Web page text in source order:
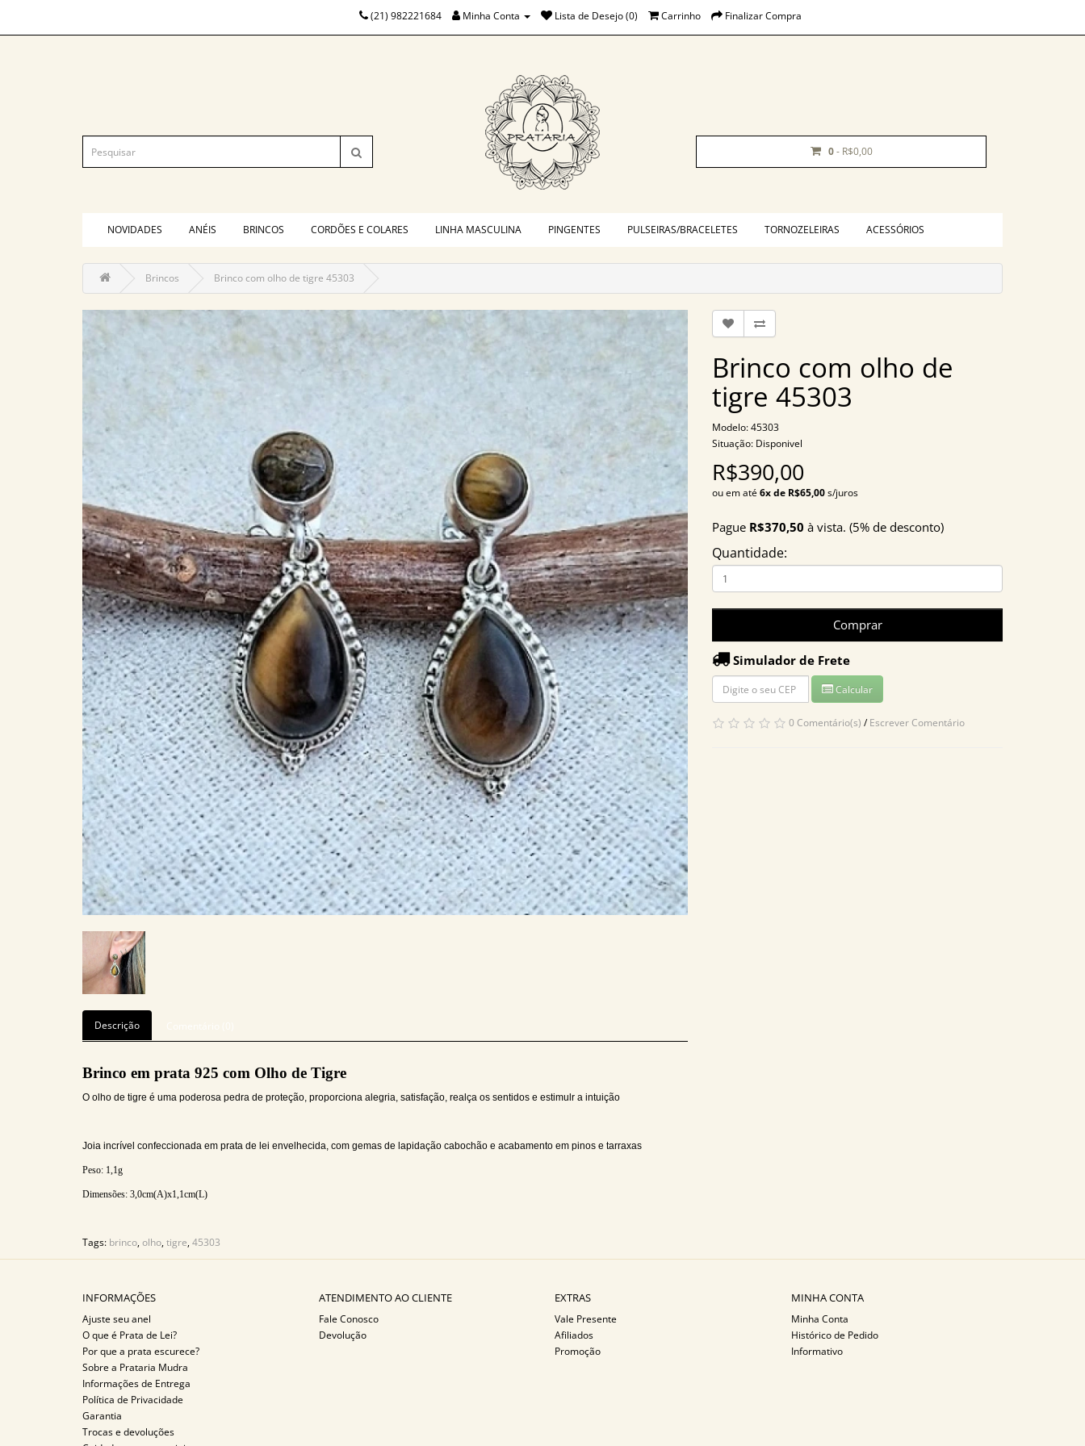
(21) 982221684 Minha Conta Lista de Desejo (0) Carrinho Finalizar Compra
0- R$0,00
NOVIDADES ANÉIS BRINCOS CORDÕES E COLARES LINHA MASCULINA PINGENTES PULSEIRAS/BRACELETES TORNOZELEIRAS ACESSÓRIOS
Brincos Brinco com olho de tigre 45303
Descrição
Brinco em prata 925 com Olho de Tigre
O olho de tigre é uma poderosa pedra de proteção, proporciona alegria, satisfação, realça os sentidos e estimulr a intuição
Joia incrível confeccionada em prata de lei envelhecida, com gemas de lapidação cabochão e acabamento em pinos e tarraxas
Peso: 1,1g
Dimensões: 3,0cm(A)x1,1cm(L)
Brinco com olho de
tigre 45303
Modelo: 45303
Situação: Disponivel
R$390,00
ou em até6x de R$65,00s/juros
Pague R$370,50 à vista. (5% de desconto)
Quantidade:
Comprar
Simulador de Frete
Calcular
0 Comentário(s) /Escrever Comentário
Tags: brinco,olho,tigre,45303
INFORMAÇÕES
Ajuste seu anel
O que é Prata de Lei?
Por que a prata escurece?
Sobre a Prataria Mudra
Informações de Entrega
Política de Privacidade
Garantia
Trocas e devoluções
ATENDIMENTO AO CLIENTE
Fale Conosco
Devolução
EXTRAS
Vale Presente
Afiliados
Promoção
MINHA CONTA
Minha Conta
Histórico de Pedido
Informativo